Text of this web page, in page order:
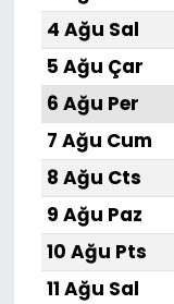
4 Ağu Sal
5 Ağu Çar
6 Ağu Per
7 Ağu Cum
8 Ağu Cts
9 Ağu Paz
10 Ağu Pts
11 Ağu Sal